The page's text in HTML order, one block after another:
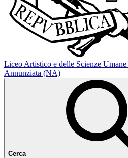
Liceo Artistico e delle Scienze Umane
Annunziata (NA)
Cerca